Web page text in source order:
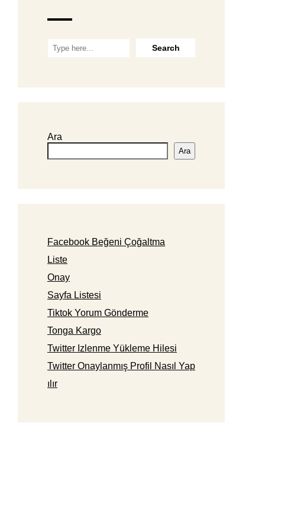
Ara
Ara
Facebook Beğeni Çoğaltma
Liste
Onay
Sayfa Listesi
Tiktok Yorum Gönderme
Tonga Kargo
Twitter Izlenme Yükleme Hilesi
Twitter Onaylanmış Profil Nasıl Yap
ılır